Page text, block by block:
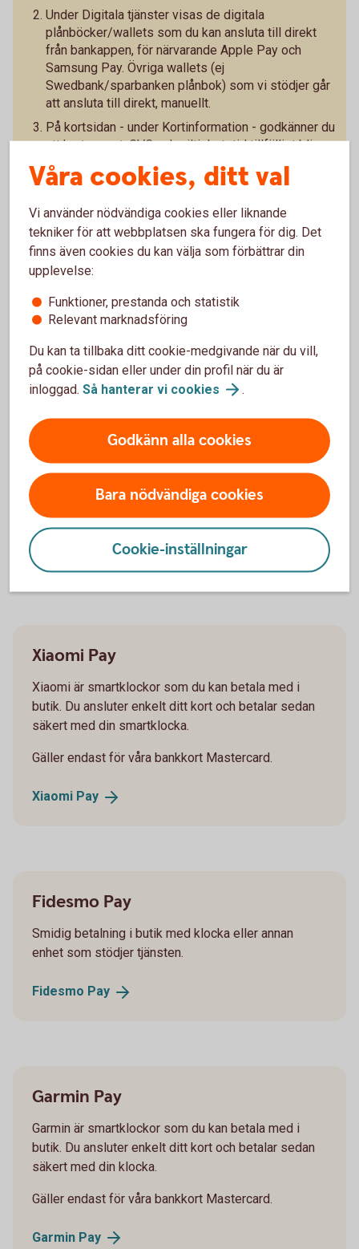
Under Digitala tjänster visas de digitala
plånböcker/wallets som du kan ansluta till direkt
från bankappen, för närvarande Apple Pay och
Samsung Pay. Övriga wallets (ej
Swedbank/sparbanken plånbok) som vi stödjer går
att ansluta till direkt, manuellt.
På kortsidan - under Kortinformation - godkänner du
att kortnumret, CVC och giltighetstid tillfälligt blir
synligt i appen. Kortinformationen kan sedan
kopieras och användas för kortköp på nätet. Du kan
Ovan gäller inte kreditkort. Dessa kan du ansluta
först när du fått det fysiska kortet.
Wallets endast för bankkort
Anslut till Mastercard Click to Pay och slipp knappa
in ditt kortnummer när du handlar online. Välj vilka
kort du vill ansluta, betala med det du vill.
Gäller endast för våra bankkort Mastercard.
Mastercard Click toPay
Xiaomi Pay
Xiaomi är smartklockor som du kan betala med i
butik. Du ansluter enkelt ditt kort och betalar sedan
säkert med din smartklocka.
Gäller endast för våra bankkort Mastercard.
Xiaomi Pay
Fidesmo Pay
Smidig betalning i butik med klocka eller annan
enhet som stödjer tjänsten.
Fidesmo Pay
Garmin Pay
Garmin är smartklockor som du kan betala med i
butik. Du ansluter enkelt ditt kort och betalar sedan
säkert med din klocka.
Gäller endast för våra bankkort Mastercard.
Garmin Pay
Våra cookies, ditt val
Vi använder nödvändiga cookies eller liknande
tekniker för att webbplatsen ska fungera för dig. Det
finns även cookies du kan välja som förbättrar din
upplevelse:
Funktioner, prestanda och statistik
Relevant marknadsföring
Du kan ta tillbaka ditt cookie-medgivande när du vill,
på cookie-sidan eller under din profil när du är
inloggad. Så hanterar vi cookies .
Godkänn alla cookies
Bara nödvändiga cookies
Cookie-inställningar